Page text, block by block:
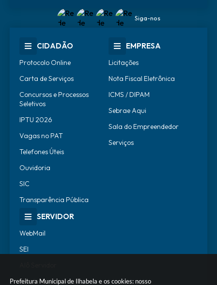
Prefeitura Municipal de Ilhabela e os cookies: nosso
Siga-nos
CIDADÃO
Protocolo Online
Carta de Serviços
Concursos e Processos
Seletivos
IPTU 2026
Vagas no PAT
Telefones Úteis
Ouvidoria
SIC
Transparência Pública
EMPRESA
Licitações
Nota Fiscal Eletrônica
ICMS / DIPAM
Sebrae Aqui
Sala do Empreendedor
Serviços
SERVIDOR
WebMail
SEI
Escola de Governo